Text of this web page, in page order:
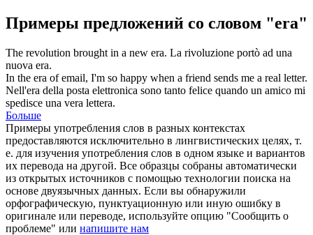
Примеры предложений со словом "era"
The revolution brought in a new era. La rivoluzione portò ad una
nuova era.
In the era of email, I'm so happy when a friend sends me a real letter.
Nell'era della posta elettronica sono tanto felice quando un amico mi
spedisce una vera lettera.
Больше
Примеры употребления слов в разных контекстах
предоставляются исключительно в лингвистических целях, т.
е. для изучения употребления слов в одном языке и вариантов
их перевода на другой. Все образцы собраны автоматически
из открытых источников с помощью технологии поиска на
основе двуязычных данных. Если вы обнаружили
орфографическую, пунктуационную или иную ошибку в
оригинале или переводе, используйте опцию "Сообщить о
проблеме" или напишите нам